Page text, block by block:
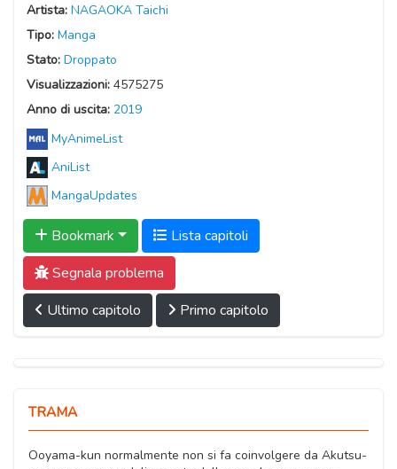
Artista: NAGAOKA Taichi
Tipo: Manga
Stato: Droppato
Visualizzazioni: 4575275
Anno di uscita: 2019
MyAnimeList
AniList
MangaUpdates
Bookmark
Lista capitoli
Segnala problema
Ultimo capitolo
Primo capitolo
TRAMA
Ooyama-kun normalmente non si fa coinvolgere da Akutsu-